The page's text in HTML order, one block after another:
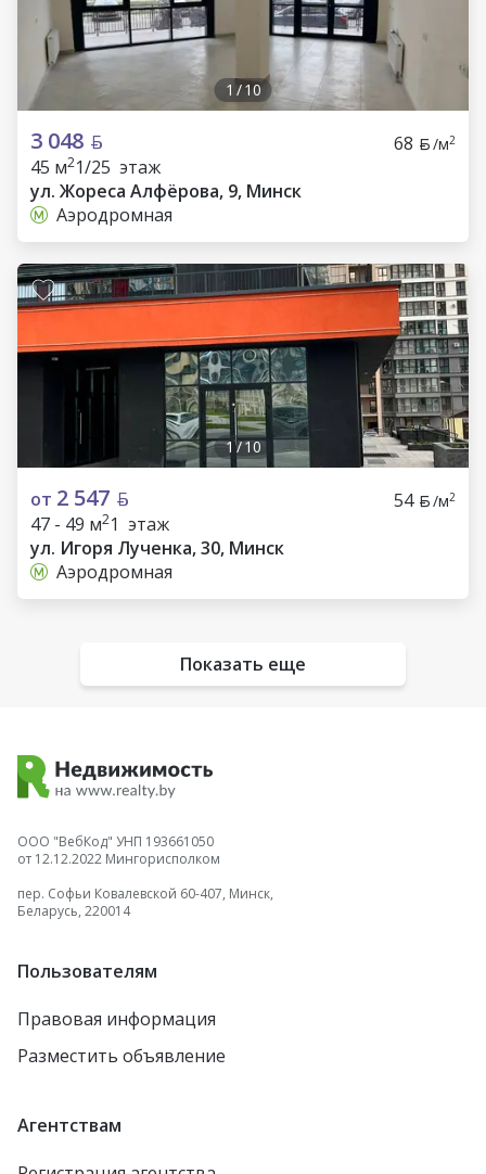
1 /10
3 048 68 /м2
45 м21/25 этаж
ул. Жореса Алфёрова, 9, Минск
Аэродромная
1 /10
от 2 547 54 /м2
47 - 49 м21 этаж
ул. Игоря Лученка, 30, Минск
Аэродромная
Показать еще
ООО "ВебКод" УНП 193661050
от 12.12.2022 Мингорисполком
пер. Софьи Ковалевской 60-407, Минск,
Беларусь, 220014
Пользователям
Правовая информация
Разместить объявление
Агентствам